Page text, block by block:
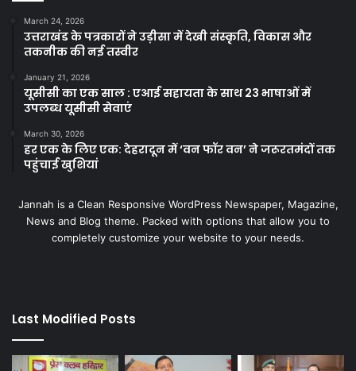
March 24, 2026
उत्तराखंड के पत्रकारों ने उड़ीसा में देखी संस्कृति, विकास और
तकनीक की नई तस्वीर
January 21, 2026
यूसीसी का एक साल : एआई सहायता के साथ 23 भाषाओं में
उपलब्ध यूसीसी सेवाएं
March 30, 2026
हर एक के लिए एक: देहरादून में ‘वन फॉर वन’ ने जरूरतमंदों तक
पहुंचाई खुशियां
Jannah is a Clean Responsive WordPress Newspaper, Magazine,
News and Blog theme. Packed with options that allow you to
completely customize your website to your needs.
Last Modified Posts